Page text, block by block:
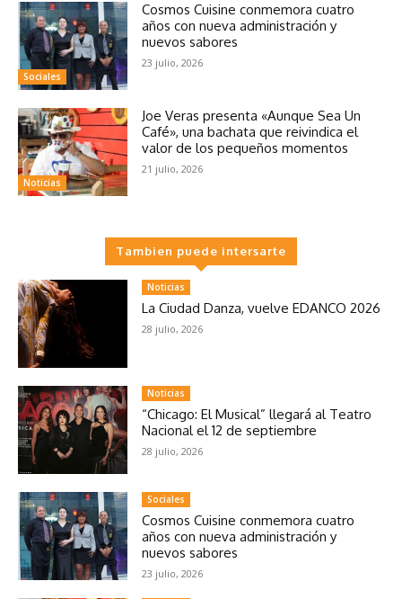
Sociales
Cosmos Cuisine conmemora cuatro
años con nueva administración y
nuevos sabores
23 julio, 2026
Noticias
Joe Veras presenta «Aunque Sea Un
Café», una bachata que reivindica el
valor de los pequeños momentos
21 julio, 2026
Tambien puede intersarte
Noticias
La Ciudad Danza, vuelve EDANCO 2026
28 julio, 2026
Noticias
“Chicago: El Musical” llegará al Teatro
Nacional el 12 de septiembre
28 julio, 2026
Sociales
Cosmos Cuisine conmemora cuatro
años con nueva administración y
nuevos sabores
23 julio, 2026